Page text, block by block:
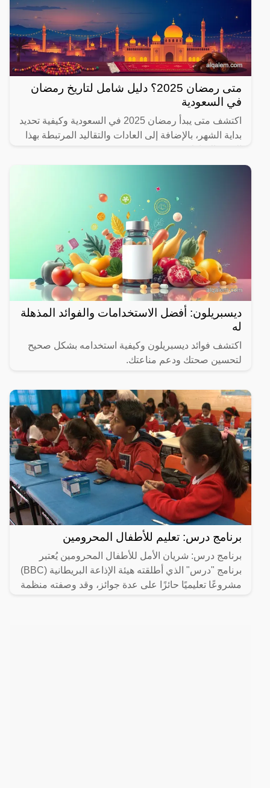
متى رمضان 2025؟ دليل شامل لتاريخ رمضان
في السعودية
اكتشف متى يبدأ رمضان 2025 في السعودية وكيفية تحديد
بداية الشهر، بالإضافة إلى العادات والتقاليد المرتبطة بهذا
ديسبريلون: أفضل الاستخدامات والفوائد المذهلة
له
اكتشف فوائد ديسبريلون وكيفية استخدامه بشكل صحيح
لتحسين صحتك ودعم مناعتك.
برنامج درس: تعليم للأطفال المحرومين
برنامج درس: شريان الأمل للأطفال المحرومين يُعتبر
برنامج "درس" الذي أطلقته هيئة الإذاعة البريطانية (BBC)
مشروعًا تعليميًا حائزًا على عدة جوائز، وقد وصفته منظمة